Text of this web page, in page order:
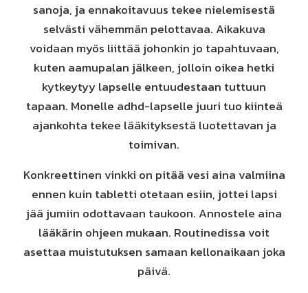
sanoja, ja ennakoitavuus tekee nielemisestä
selvästi vähemmän pelottavaa. Aikakuva
voidaan myös liittää johonkin jo tapahtuvaan,
kuten aamupalan jälkeen, jolloin oikea hetki
kytkeytyy lapselle entuudestaan tuttuun
tapaan. Monelle adhd-lapselle juuri tuo kiinteä
ajankohta tekee lääkityksestä luotettavan ja
toimivan.
Konkreettinen vinkki on pitää vesi aina valmiina
ennen kuin tabletti otetaan esiin, jottei lapsi
jää jumiin odottavaan taukoon. Annostele aina
lääkärin ohjeen mukaan. Routinedissa voit
asettaa muistutuksen samaan kellonaikaan joka
päivä.